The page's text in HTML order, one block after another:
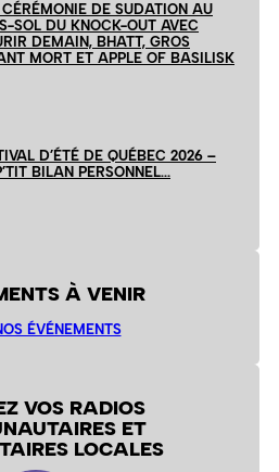
CÉRÉMONIE DE SUDATION AU
SOL DU KNOCK-OUT AVEC
DEMAIN, BHATT, GROS
MORT ET APPLE OF BASILISK
D’ÉTÉ DE QUÉBEC 2026 –
BILAN PERSONNEL…
À VENIR
ÉVÉNEMENTS
VOS RADIOS
ET
LOCALES